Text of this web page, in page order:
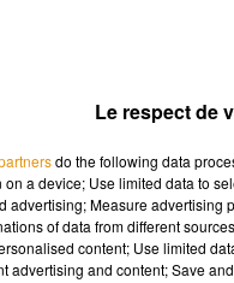
Ariana Grande
série au dernier
1 2 3 4
Le respect de
do the following data
on a device; Use limited data to
advertising; Measure advertising
of data from different
content; Use limited
advertising and content; Save